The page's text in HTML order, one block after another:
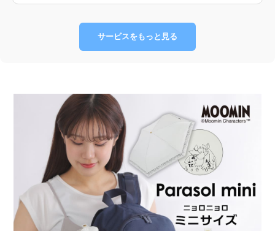
サービスをもっと見る